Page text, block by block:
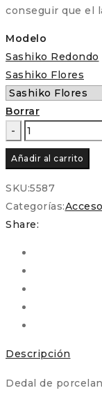
conseguir que el
Modelo
Sashiko Redondo
Sashiko Flores
Borrar
Dedal
de
acolchado
Japonés
a
mano
Patchwork
cantidad
Añadir al carrito
SKU:5587
Categorías:
Share:
Descripción
Dedal de